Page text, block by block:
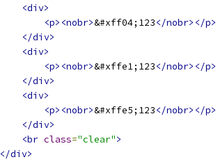
<div>
<p><nobr>&#xff04;123</nobr></p>
</div>
<div>
<p><nobr>&#xffe1;123</nobr></p>
</div>
<div>
<p><nobr>&#xffe5;123</nobr></p>
</div>
<br class="clear">
</div>